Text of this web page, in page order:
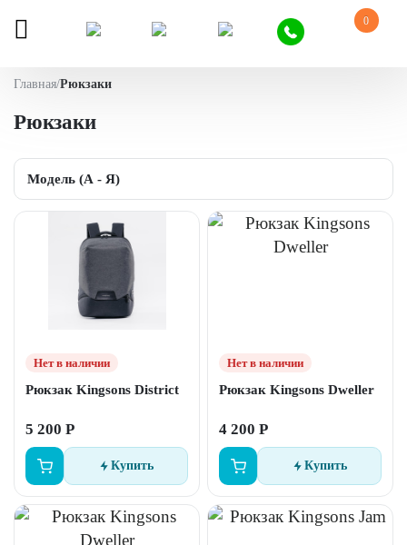
0
Главная/Рюкзаки
Рюкзаки
Нет в наличии
Рюкзак Kingsons District
5 200 Р
Купить
Нет в наличии
Рюкзак Kingsons Dweller
4 200 Р
Купить